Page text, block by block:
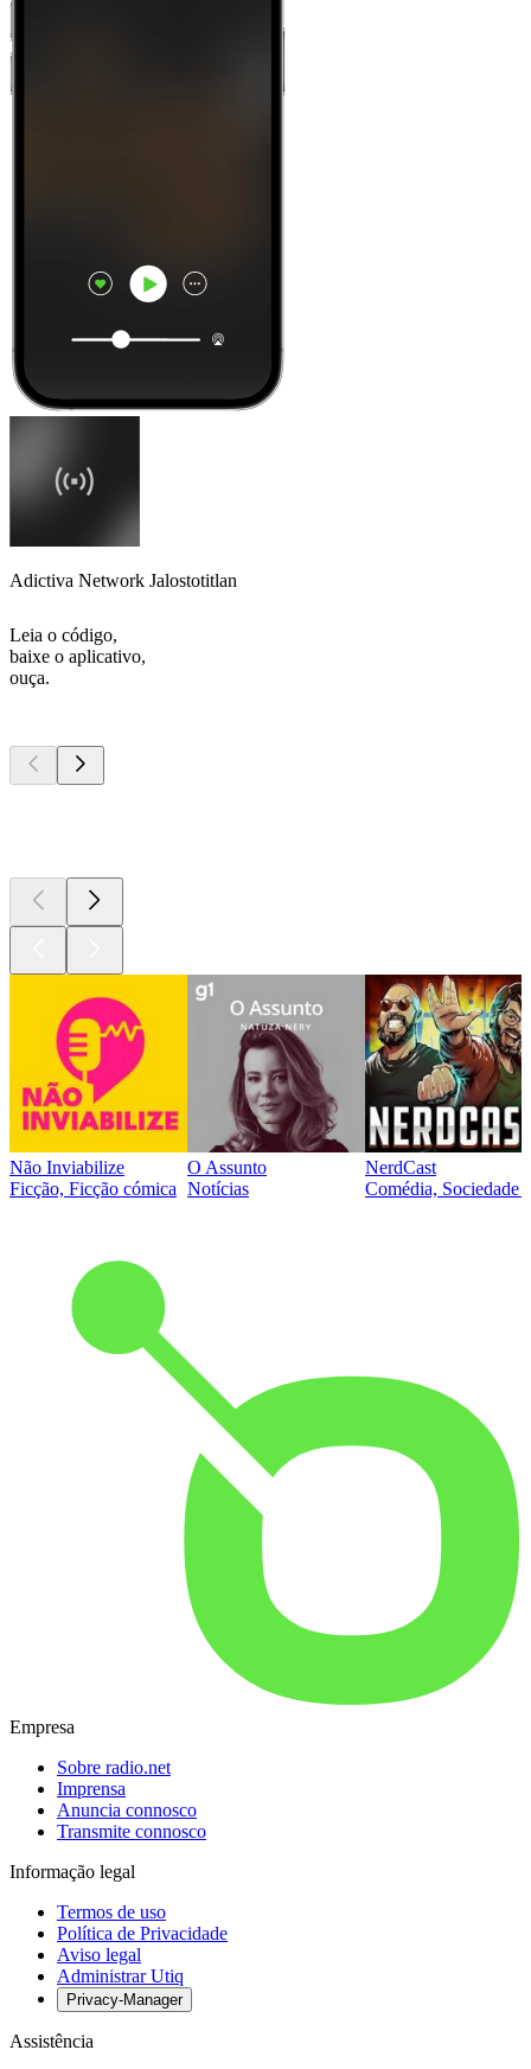
Adictiva Network Jalostotitlan
Leia o código,
baixe o aplicativo,
ouça.
Não Inviabilize
Ficção, Ficção cómica
O Assunto
Notícias
NerdCast
Comédia, Sociedade
Empresa
Sobre radio.net
Imprensa
Anuncia connosco
Transmite connosco
Informação legal
Termos de uso
Política de Privacidade
Aviso legal
Administrar Utiq
Privacy-Manager
Assistência